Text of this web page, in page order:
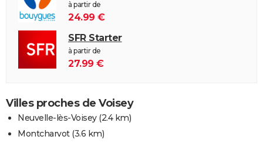
à partir de
24.99 €
SFR Starter
à partir de
27.99 €
Villes proches de Voisey
Neuvelle-lès-Voisey(2.4 km)
Montcharvot(3.6 km)